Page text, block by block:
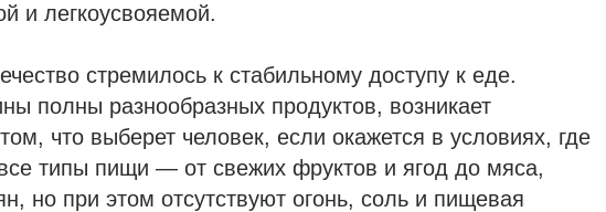
и легкоусвояемой.
стремилось к стабильному доступу к еде.
полны разнообразных продуктов, возникает
что выберет человек, если окажется в условиях, где
типы пищи — от свежих фруктов и ягод до мяса,
но при этом отсутствуют огонь, соль и пищевая